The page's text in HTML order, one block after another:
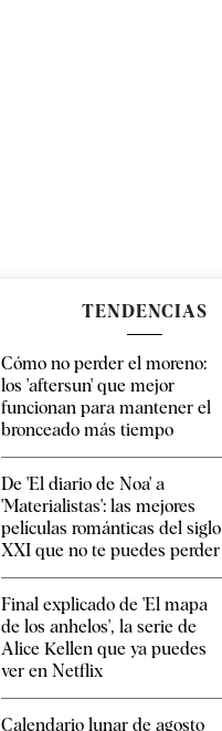
TENDENCIAS
Cómo no perder el moreno:
los 'aftersun' que mejor
funcionan para mantener el
bronceado más tiempo
De 'El diario de Noa' a
'Materialistas': las mejores
películas románticas del siglo
XXI que no te puedes perder
Final explicado de 'El mapa
de los anhelos', la serie de
Alice Kellen que ya puedes
ver en Netflix
Calendario lunar de agosto